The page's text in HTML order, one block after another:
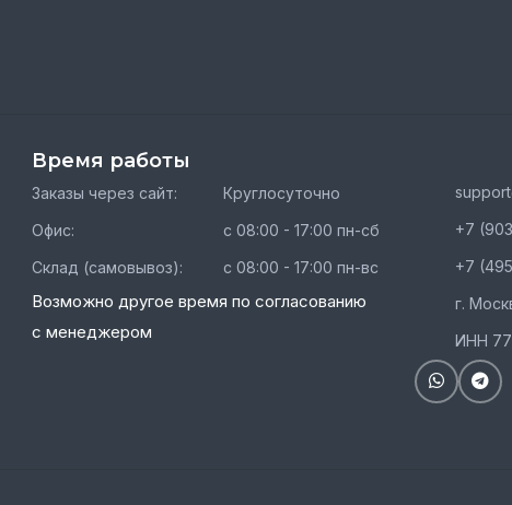
Время работы
Заказы через сайт:
Офис:
Склад (самовывоз):
Круглосуточно
с 08:00 - 17:00 пн-сб
с 08:00 - 17:00 пн-вс
Возможно другое время по согласованию
с менеджером
+7
+7
г.
ИНН